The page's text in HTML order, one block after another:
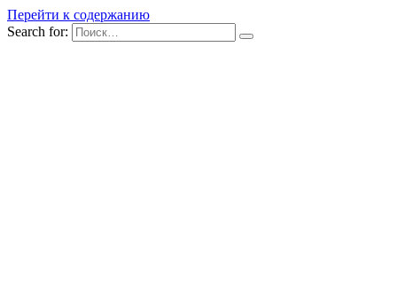
Перейти к содержанию
Search for: